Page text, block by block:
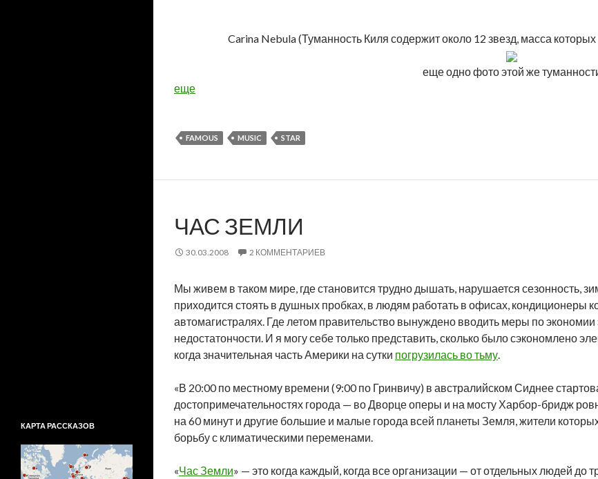
Carina Nebula (Туманность Киля содержит около 12 звезд, масса
еще одно фото этой же
еще
FAMOUS MUSIC STAR
ЧАС ЗЕМЛИ
30.03.2008 2 КОММЕНТАРИЕВ
Мы живем в таком мире, где становится трудно дышать, нарушается сезонность,
приходится стоять в душных пробках, в людям работать в офисах, кондиционеры
автомагистралях. Где летом правительство вынуждено вводить меры по экономии
недостатончости. И я могу себе только представить, сколько было сэкономлено
когда значительная часть Америки на сутки погрузилась во тьму.
«В 20:00 по местному времени (9:00 по Гринвичу) в австралийском Сиднее
достопримечательностях города — во Дворце оперы и на мосту Харбор-бридж
на 60 минут и другие большие и малые города всей планеты Земля, жители
борьбу с климатическими переменами.
«Час Земли» — это когда каждый, когда все организации — от отдельных людей
КАРТА РАССКАЗОВ